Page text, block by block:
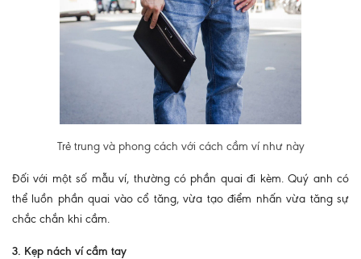
Trẻ trung và phong cách với cách cầm ví như này
Đối với một số mẫu ví, thường có phần quai đi kèm. Quý anh có
thể luồn phần quai vào cổ tăng, vừa tạo điểm nhấn vừa tăng sự
chắc chắn khi cầm.
3. Kẹp nách ví cầm tay